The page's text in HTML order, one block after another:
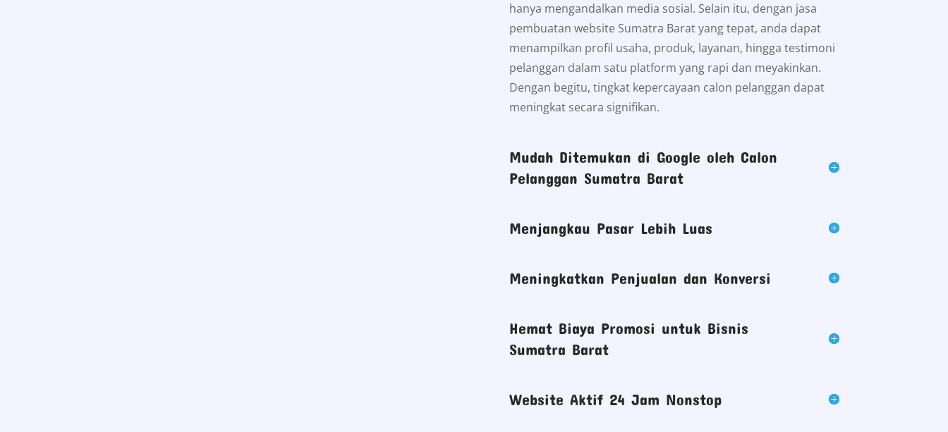
hanya mengandalkan media sosial. Selain itu, dengan jasa
pembuatan website Sumatra Barat yang tepat, anda dapat
menampilkan profil usaha, produk, layanan, hingga testimoni
pelanggan dalam satu platform yang rapi dan meyakinkan.
Dengan begitu, tingkat kepercayaan calon pelanggan dapat
meningkat secara signifikan.
Mudah Ditemukan di Google oleh Calon
Pelanggan Sumatra Barat
Menjangkau Pasar Lebih Luas
Meningkatkan Penjualan dan Konversi
Hemat Biaya Promosi untuk Bisnis
Sumatra Barat
Website Aktif 24 Jam Nonstop